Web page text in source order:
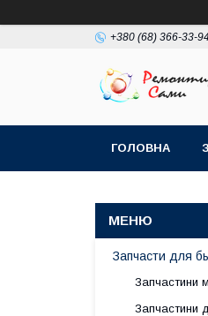
+380 (68) 366-33-
ГОЛОВНА
Запчасти для
Запчастини
Запчастини